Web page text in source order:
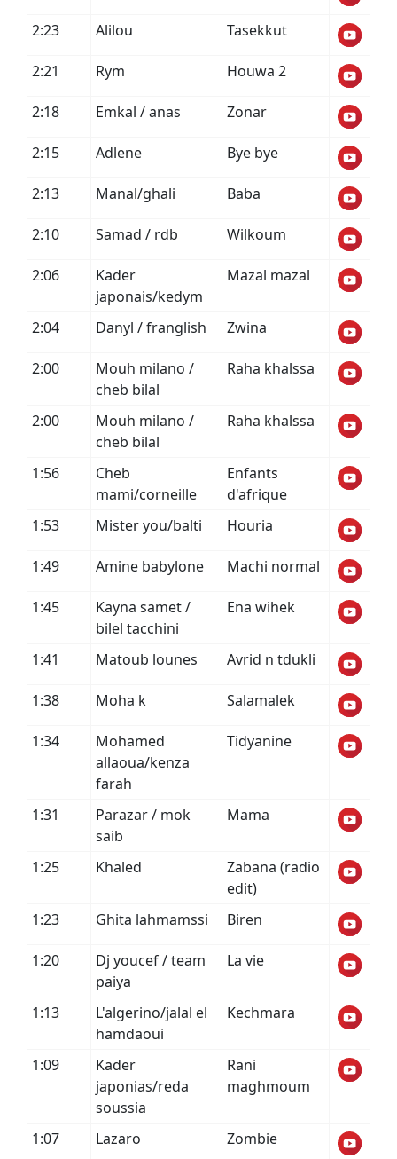
2:23 Alilou Tasekkut
2:21 Rym Houwa 2
2:18 Emkal / anas Zonar
2:15 Adlene Bye bye
2:13 Manal/ghali Baba
2:10 Samad / rdb Wilkoum
2:06
Kader
japonais/kedym
Mazal mazal
2:04 Danyl / franglish Zwina
2:00
Mouh milano /
cheb bilal
Raha khalssa
2:00
Mouh milano /
cheb bilal
Raha khalssa
1:56
Cheb
mami/corneille
Enfants
d'afrique
1:53
Mister you/balti Houria
1:49 Amine babylone Machi normal
1:45
Kayna samet /
bilel tacchini
Ena wihek
1:41 Matoub lounes Avrid n tdukli
1:38 Moha k Salamalek
1:34
Mohamed
allaoua/kenza
farah
Tidyanine
1:31
Parazar / mok
saib
Mama
1:25 Khaled
Zabana (radio
edit)
1:23
Ghita lahmamssi Biren
1:20
Dj youcef / team
paiya
La vie
1:13
L'algerino/jalal el
hamdaoui
Kechmara
1:09
Kader
japonias/reda
soussia
Rani
maghmoum
1:07 Lazaro Zombie